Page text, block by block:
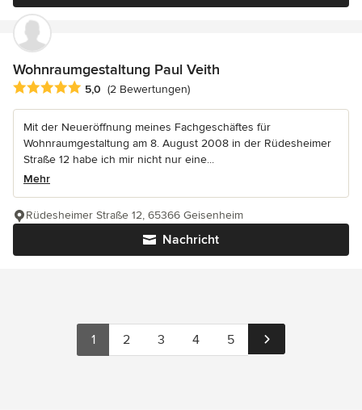
Wohnraumgestaltung Paul Veith
Durchschnittliche Bewertung: 5 von 5 Sternen
5,0 (2 Bewertungen)
Mit der Neueröffnung meines Fachgeschäftes für
Wohnraumgestaltung am 8. August 2008 in der Rüdesheimer
Straße 12 habe ich mir nicht nur eine...
Mehr
Nachricht
Rüdesheimer Straße 12, 65366 Geisenheim
1 2 3 4 5